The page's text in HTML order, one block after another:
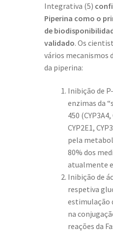
Integrativa (5)
Piperina como o
de
validado. Os
vários mecanismos
da piperina:
Inibição de
enzimas da
450 (CYP3A4,
CYP2E1,
pela
80% dos
atualmente
Inibição de
respetiva
estimulação
na
reações da